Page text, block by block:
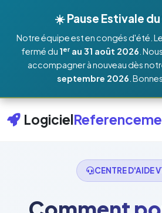
☀️ Pause Estivale
Notre équipe est en congés d'été.
fermé du 1erau 31 août 2026 .
accompagner à nouveau dès
septembre 2026 .
Logiciel
CENTRE D'AIDE